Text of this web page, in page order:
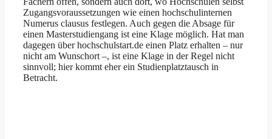
Zugangsvoraussetzungen wie einen hochschulinternen
Numerus clausus festlegen. Auch gegen die Absage für
einen Masterstudiengang ist eine Klage möglich. Hat man
dagegen über hochschulstart.de einen Platz erhalten – nur
nicht am Wunschort –, ist eine Klage in der Regel nicht
sinnvoll; hier kommt eher ein Studienplatztausch in
Betracht.